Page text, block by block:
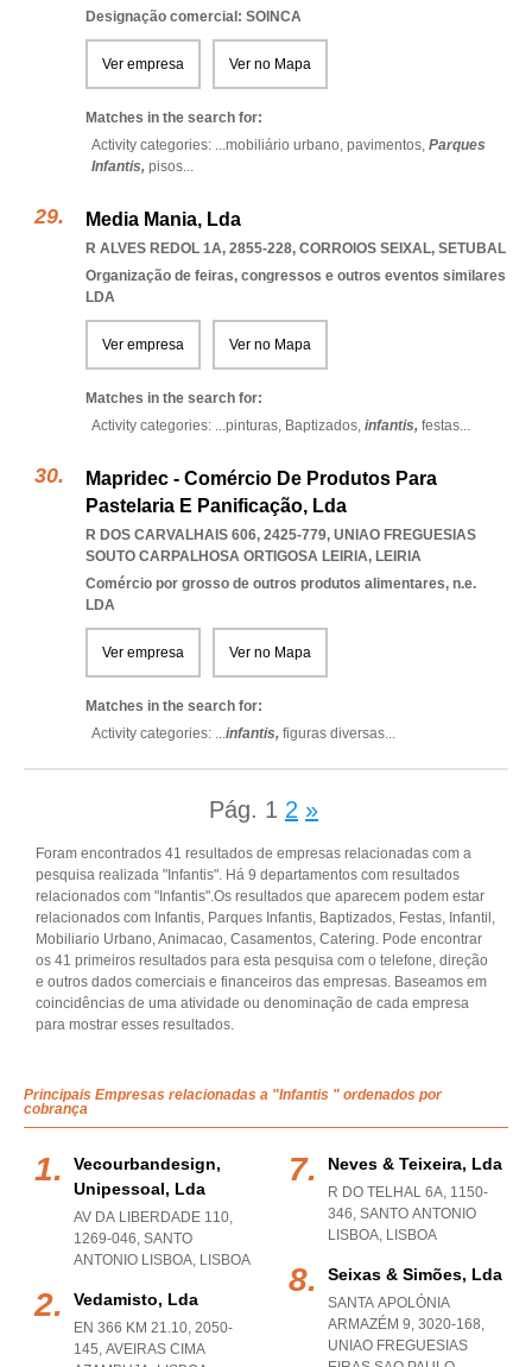
Designação comercial: SOINCA
Ver empresa Ver no Mapa
Matches in the search for:
Activity categories: ...mobiliário urbano, pavimentos, Parques
Infantis, pisos...
Media Mania, Lda
R ALVES REDOL 1A, 2855-228, CORROIOS SEIXAL, SETUBAL
Organização de feiras, congressos e outros eventos similares
LDA
Ver empresa Ver no Mapa
Matches in the search for:
Activity categories: ...pinturas, Baptizados, infantis, festas...
Mapridec - Comércio De Produtos Para
Pastelaria E Panificação, Lda
R DOS CARVALHAIS 606, 2425-779, UNIAO FREGUESIAS
SOUTO CARPALHOSA ORTIGOSA LEIRIA, LEIRIA
Comércio por grosso de outros produtos alimentares, n.e.
LDA
Ver empresa Ver no Mapa
Matches in the search for:
Activity categories: ...infantis, figuras diversas...
Pág. 1 2 »
Foram encontrados 41 resultados de empresas relacionadas com a
pesquisa realizada "Infantis". Há 9 departamentos com resultados
relacionados com "Infantis".Os resultados que aparecem podem estar
relacionados com Infantis, Parques Infantis, Baptizados, Festas, Infantil,
Mobiliario Urbano, Animacao, Casamentos, Catering. Pode encontrar
os 41 primeiros resultados para esta pesquisa com o telefone, direção
e outros dados comerciais e financeiros das empresas. Baseamos em
coincidências de uma atividade ou denominação de cada empresa
para mostrar esses resultados.
Principais Empresas relacionadas a "Infantis " ordenados por
cobrança
Vecourbandesign,
Unipessoal, Lda
AV DA LIBERDADE 110,
1269-046, SANTO
ANTONIO LISBOA, LISBOA
Vedamisto, Lda
EN 366 KM 21.10, 2050-
145, AVEIRAS CIMA
Neves & Teixeira, Lda
R DO TELHAL 6A, 1150-
346, SANTO ANTONIO
LISBOA, LISBOA
Seixas & Simões, Lda
SANTA APOLÓNIA
ARMAZÉM 9, 3020-168,
UNIAO FREGUESIAS